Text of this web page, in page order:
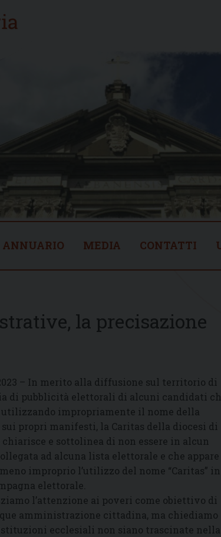
ANNUARIO MEDIA CONTATTI
la precisazione
– In merito alla diffusione sul territorio di
di pubblicità elettorali di alcuni candidati
utilizzando impropriamente il nome della
sui propri manifesti, la Caritas della diocesi di
chiarisce e sottolinea di non essere in alcun
ad alcuna lista elettorale e che appare
improprio l’utilizzo del nome “Caritas” in
elettorale.
l’attenzione ai poveri come obiettivo di
amministrazione cittadina, ma chiediamo
ecclesiali non siano trascinate nella